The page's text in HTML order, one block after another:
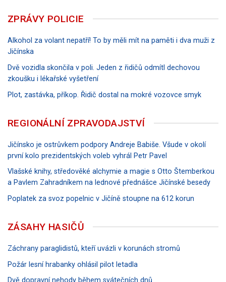
ZPRÁVY POLICIE
Alkohol za volant nepatří! To by měli mít na paměti i dva muži z
Jičínska
Dvě vozidla skončila v poli. Jeden z řidičů odmítl dechovou
zkoušku i lékařské vyšetření
Plot, zastávka, příkop. Řidič dostal na mokré vozovce smyk
REGIONÁLNÍ ZPRAVODAJSTVÍ
Jičínsko je ostrůvkem podpory Andreje Babiše. Všude v okolí
první kolo prezidentských voleb vyhrál Petr Pavel
Vlašské knihy, středověké alchymie a magie s Otto Štemberkou
a Pavlem Zahradníkem na lednové přednášce Jičínské besedy
Poplatek za svoz popelnic v Jičíně stoupne na 612 korun
ZÁSAHY HASIČŮ
Záchrany paraglidistů, kteří uvázli v korunách stromů
Požár lesní hrabanky ohlásil pilot letadla